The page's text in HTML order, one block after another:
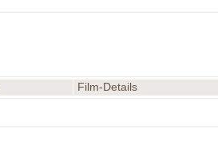
Film-Details